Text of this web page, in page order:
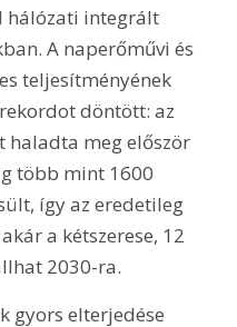
hálózati integrált
A naperőművi és
teljesítményének
döntött: az
haladta meg először
több mint 1600
így az eredetileg
a kétszerese, 12
2030-ra.
gyors elterjedése